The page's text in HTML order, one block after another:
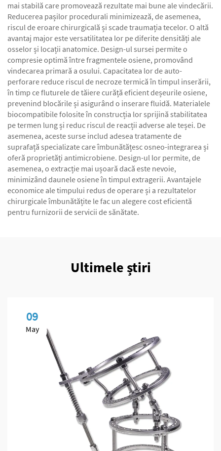
mai stabilă care promovează rezultate mai bune ale vindecării.
Reducerea pașilor procedurali minimizează, de asemenea,
riscul de eroare chirurgicală și scade traumația tecelor. O altă
avantaj major este versatilitatea lor pe diferite densități ale
osselor și locații anatomice. Design-ul sursei permite o
compresie optimă între fragmentele osiene, promovând
vindecarea primară a osului. Capacitatea lor de auto-
perforare reduce riscul de necroze termică în timpul inserării,
în timp ce fluturele de tăiere curăță eficient deșeurile osiene,
prevenind blocările și asigurând o inserare fluidă. Materialele
biocompatibile folosite în construcția lor sprijină stabilitatea
pe termen lung și reduc riscul de reacții adverse ale teșei. De
asemenea, aceste surse includ adesea tratamente de
suprafață specializate care îmbunătățesc osneo-integrarea și
oferă proprietăți antimicrobiene. Design-ul lor permite, de
asemenea, o extracție mai ușoară dacă este nevoie,
minimizând daunele osiene în timpul extragerii. Avantajele
economice ale timpului redus de operare și a rezultatelor
chirurgicale îmbunătățite le fac un alegere cost eficientă
pentru furnizorii de servicii de sănătate.
Ultimele știri
09
May